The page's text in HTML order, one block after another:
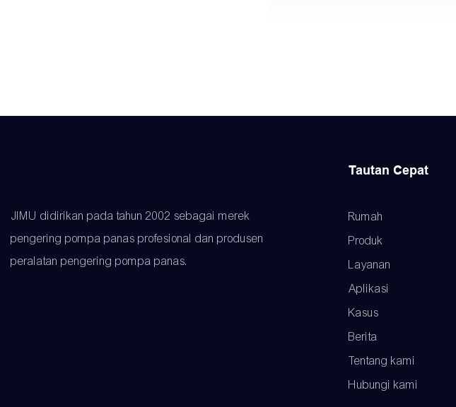
JIMU didirikan pada tahun 2002 sebagai merek
pengering pompa panas profesional dan produsen
peralatan pengering pompa panas.
Tautan Cepat
Rumah
Produk
Layanan
Aplikasi
Kasus
Berita
Tentang kami
Hubungi kami